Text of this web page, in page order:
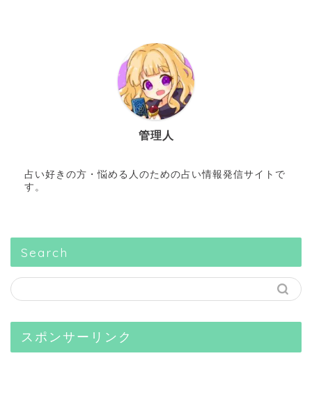
管理人
占い好きの方・悩める人のための占い情報発信サイトで
す。
Search
スポンサーリンク